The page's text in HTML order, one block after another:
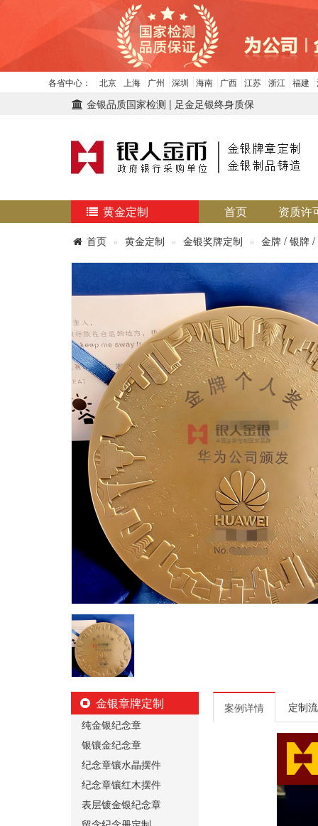
各省中心： 北京 上海 广州 深圳 海南 广西 江苏 浙江 福建
金银品质国家检测 | 足金足银终身质保
黄金定制 首页 资质许
首页 黄金定制 金银奖牌定制 金牌 / 银牌 /
金银章牌定制
纯金银纪念章
银镶金纪念章
纪念章镶水晶摆件
纪念章镶红木摆件
表层镀金银纪念章
案例详情 定制